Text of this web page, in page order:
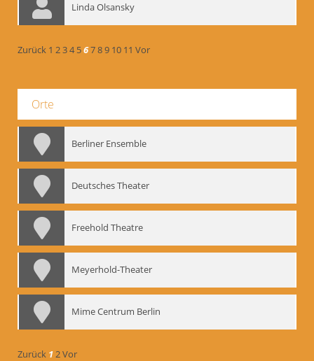
Linda Olsansky
Zurück 1 234 56789 10 11 Vor
Orte
Berliner Ensemble
Deutsches Theater
Freehold Theatre
Meyerhold-Theater
Mime Centrum Berlin
Zurück 12Vor